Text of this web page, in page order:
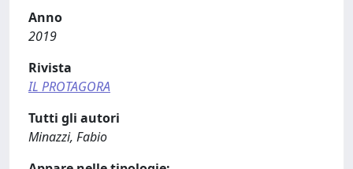
Anno
2019
Rivista
IL PROTAGORA
Tutti gli autori
Minazzi, Fabio